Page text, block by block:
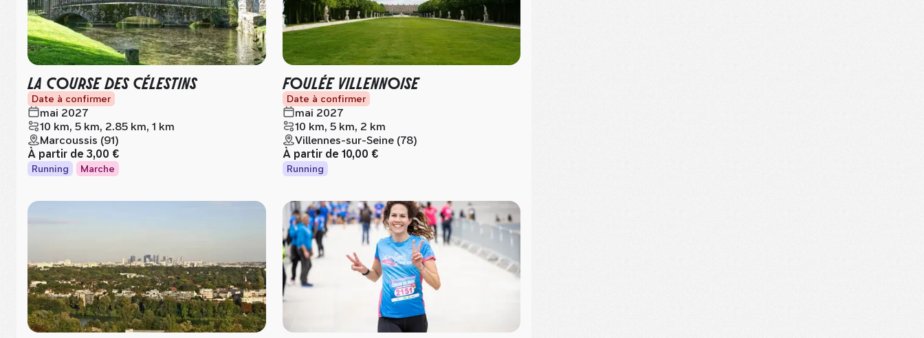
LA COURSE DES CÉLESTINS
Date à confirmer
mai 2027
10 km, 5 km, 2.85 km, 1 km
Marcoussis (91)
À partir de 3,00 €
Running Marche
FOULÉE VILLENNOISE
Date à confirmer
mai 2027
10 km, 5 km, 2 km
Villennes-sur-Seine (78)
À partir de 10,00 €
Running